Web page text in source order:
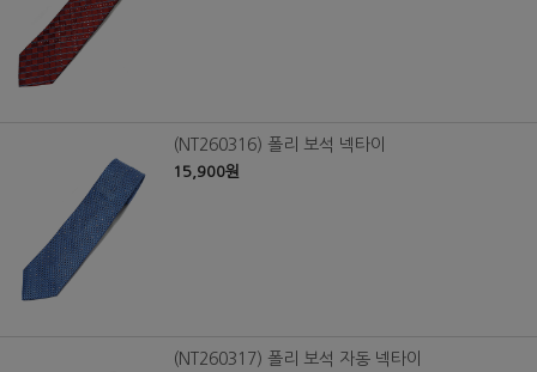
(NT260316) 폴리 보석 넥타이
15,900원
(NT260317) 폴리 보석 자동 넥타이